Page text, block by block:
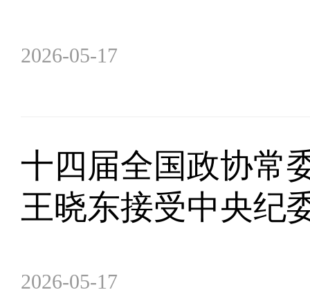
2026-05-17
十四届全国政协常
王晓东接受中央纪
2026-05-17